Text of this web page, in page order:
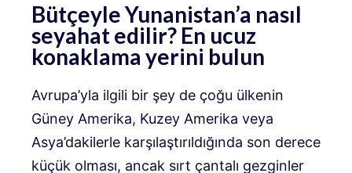
Bütçeyle Yunanistan’a nasıl
seyahat edilir? En ucuz
konaklama yerini bulun
Avrupa’yla ilgili bir şey de çoğu ülkenin
Güney Amerika, Kuzey Amerika veya
Asya’dakilerle karşılaştırıldığında son derece
küçük olması, ancak sırt çantalı gezginler